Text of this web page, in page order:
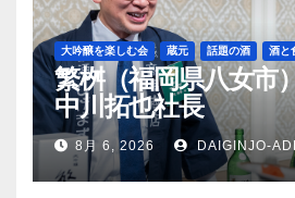
大吟醸を楽しむ会 蔵元 話題の酒 酒と
繁桝（福岡県八女市
中川拓也社長
8月 6, 2026 DAIGINJO-